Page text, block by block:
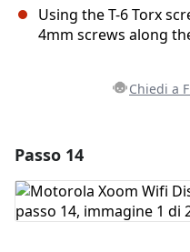
Using the T-6 Torx
4mm screws along
Chiedi a
Aggiungi
Passo 14